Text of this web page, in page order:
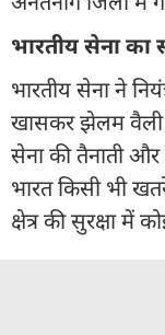
भारतीय सेना का
भारतीय सेना ने
खासकर झेलम वैली
सेना की तैनाती और
भारत किसी भी
क्षेत्र की सुरक्षा में